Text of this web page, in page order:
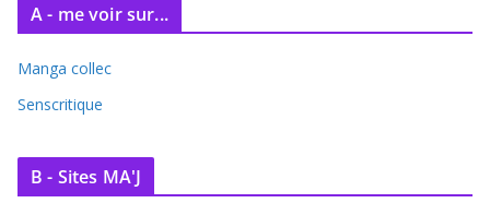
A - me voir sur...
Manga collec
Senscritique
B - Sites MA'J